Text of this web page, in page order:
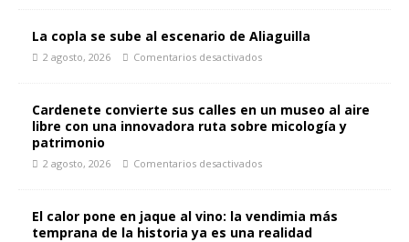
La copla se sube al escenario de Aliaguilla
2 agosto, 2026 Comentarios desactivados
Cardenete convierte sus calles en un museo al aire
libre con una innovadora ruta sobre micología y
patrimonio
2 agosto, 2026 Comentarios desactivados
El calor pone en jaque al vino: la vendimia más
temprana de la historia ya es una realidad